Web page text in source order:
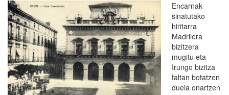
Encarnak
sinatutako
hiritarra
Madrilera
bizitzera
mugitu eta
Irungo bizitza
faltan botatzen
duela onartzen